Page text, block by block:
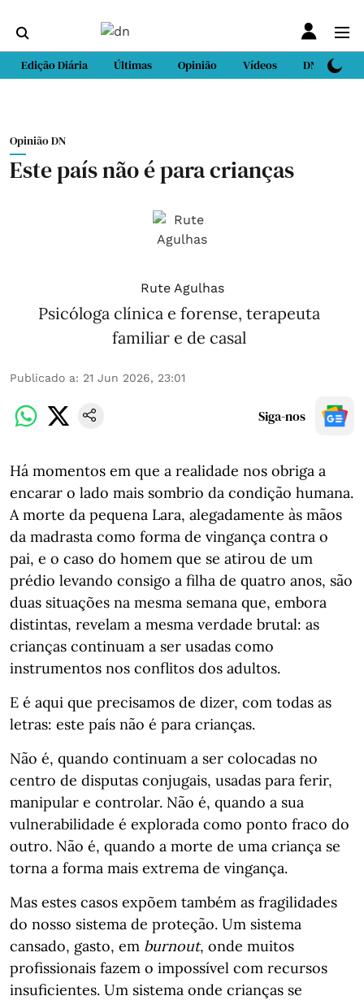
Edição Diária Últimas Opinião Vídeos DN Sport
Opinião DN
Este país não é para crianças
Rute Agulhas
Psicóloga clínica e forense, terapeuta
familiar e de casal
Publicado a: 21 Jun 2026, 23:01
Siga-nos
Há momentos em que a realidade nos obriga a
encarar o lado mais sombrio da condição humana.
A morte da pequena Lara, alegadamente às mãos
da madrasta como forma de vingança contra o
pai, e o caso do homem que se atirou de um
prédio levando consigo a filha de quatro anos, são
duas situações na mesma semana que, embora
distintas, revelam a mesma verdade brutal: as
crianças continuam a ser usadas como
instrumentos nos conflitos dos adultos.
E é aqui que precisamos de dizer, com todas as
letras: este país não é para crianças.
Não é, quando continuam a ser colocadas no
centro de disputas conjugais, usadas para ferir,
manipular e controlar. Não é, quando a sua
vulnerabilidade é explorada como ponto fraco do
outro. Não é, quando a morte de uma criança se
torna a forma mais extrema de vingança.
Mas estes casos expõem também as fragilidades
do nosso sistema de proteção. Um sistema
cansado, gasto, em burnout, onde muitos
profissionais fazem o impossível com recursos
insuficientes. Um sistema onde crianças se